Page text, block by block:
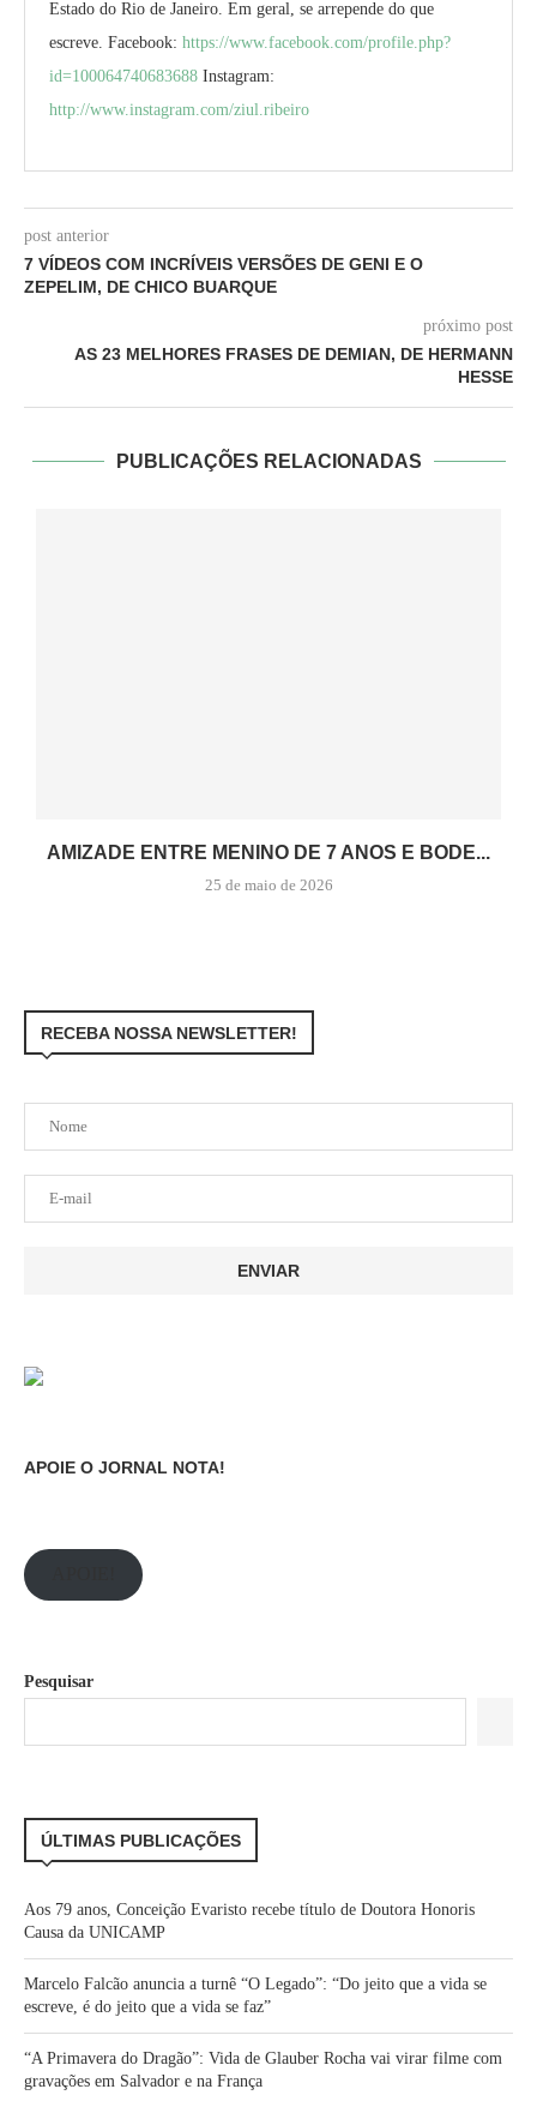
Estado do Rio de Janeiro. Em geral, se arrepende do que
escreve. Facebook: https://www.facebook.com/profile.php?
id=100064740683688 Instagram:
http://www.instagram.com/ziul.ribeiro
post anterior
7 VÍDEOS COM INCRÍVEIS VERSÕES DE GENI E O
ZEPELIM, DE CHICO BUARQUE
próximo post
AS 23 MELHORES FRASES DE DEMIAN, DE HERMANN
HESSE
PUBLICAÇÕES RELACIONADAS
AMIZADE ENTRE MENINO DE 7 ANOS E BODE...
25 de maio de 2026
RECEBA NOSSA NEWSLETTER!
APOIE O JORNAL NOTA!
Pesquisar
ÚLTIMAS PUBLICAÇÕES
Aos 79 anos, Conceição Evaristo recebe título de Doutora Honoris
Causa da UNICAMP
Marcelo Falcão anuncia a turnê “O Legado”: “Do jeito que a vida se
escreve, é do jeito que a vida se faz”
“A Primavera do Dragão”: Vida de Glauber Rocha vai virar filme com
gravações em Salvador e na França